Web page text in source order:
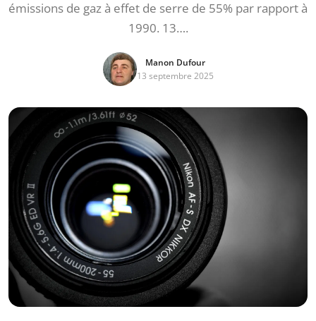
émissions de gaz à effet de serre de 55% par rapport à
1990. 13….
Manon Dufour
13 septembre 2025